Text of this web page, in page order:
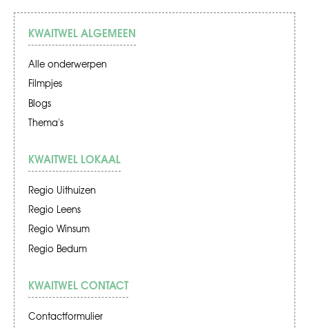
KWAITWEL ALGEMEEN
Alle onderwerpen
Filmpjes
Blogs
Thema's
KWAITWEL LOKAAL
Regio Uithuizen
Regio Leens
Regio Winsum
Regio Bedum
KWAITWEL CONTACT
Contactformulier